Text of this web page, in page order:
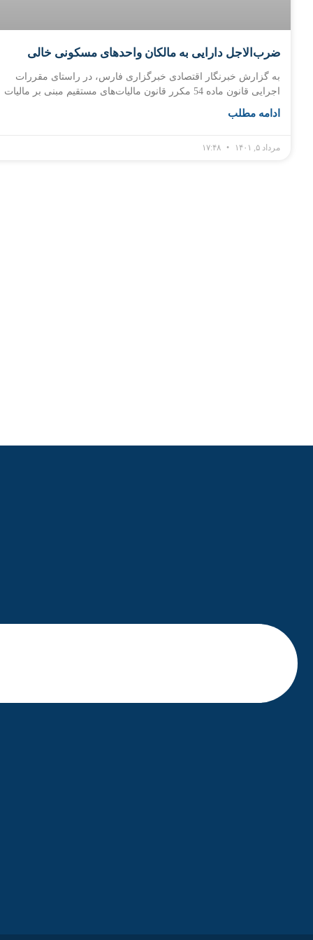
ضرب‌الاجل دارایی به مالکان واحدهای مسکونی خالی
به گزارش خبرنگار اقتصادی خبرگزاری فارس، در راستای مقررات
اجرایی قانون ماده 54 مکرر قانون مالیات‌های مستقیم مبنی بر مالیات
ادامه مطلب
مرداد ۵, ۱۴۰۱